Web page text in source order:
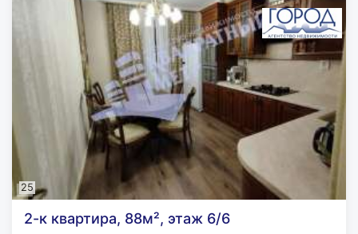
25
2-к квартира, 88м², этаж 6/6